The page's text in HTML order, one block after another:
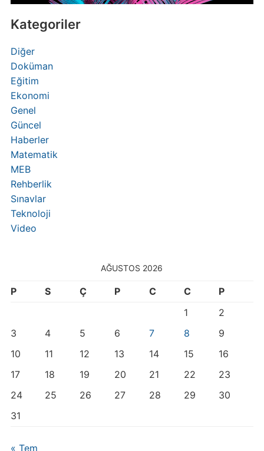
Kategoriler
Diğer
Doküman
Eğitim
Ekonomi
Genel
Güncel
Haberler
Matematik
MEB
Rehberlik
Sınavlar
Teknoloji
Video
AĞUSTOS 2026
P S Ç P C C
P
1
2
3
4 5 6 7 8
9
10
11 12 13 14 15
16
17
18 19 20 21 22
23
24
25 26 27 28 29
30
31
« Tem